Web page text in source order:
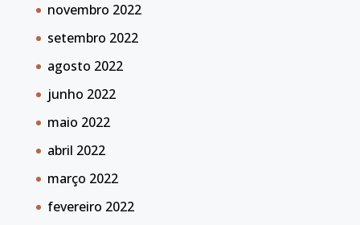
novembro 2022
setembro 2022
agosto 2022
junho 2022
maio 2022
abril 2022
março 2022
fevereiro 2022